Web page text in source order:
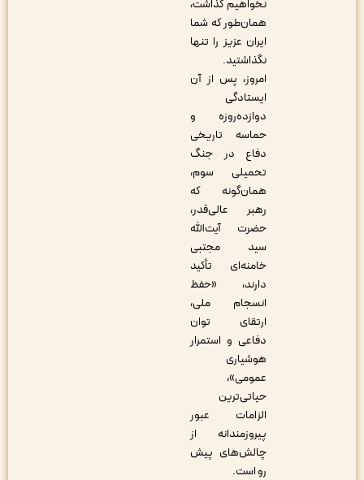
نخواهیم گذاشت،
همان‌طور که شما
ایران عزیز را تنها
نگذاشتید.
امروز، پس از آن
ایستادگی
دوازده‌روزه و
حماسه تاریخی
دفاع در جنگ
تحمیلی سوم،
همان‌گونه که
رهبر عالی‌قدر،
حضرت آیت‌الله
سید مجتبی
خامنه‌ای تأکید
دارند، «حفظ
انسجام ملی،
ارتقای توان
دفاعی و استمرار
هوشیاری
عمومی»،
حیاتی‌ترین
الزامات عبور
پیروزمندانه از
چالش‌های پیش‌